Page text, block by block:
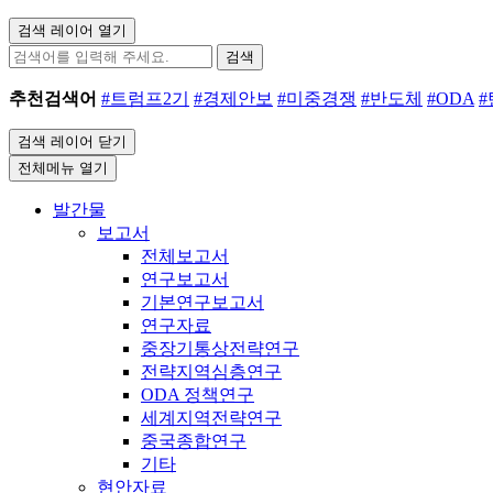
검색 레이어 열기
검색
추천검색어 #트럼프2기 #경제안보 #미중경쟁 #반도체 #ODA #
검색 레이어 닫기
전체메뉴 열기
발간물
보고서
전체보고서
연구보고서
기본연구보고서
연구자료
중장기통상전략연구
전략지역심층연구
ODA 정책연구
세계지역전략연구
중국종합연구
기타
현안자료